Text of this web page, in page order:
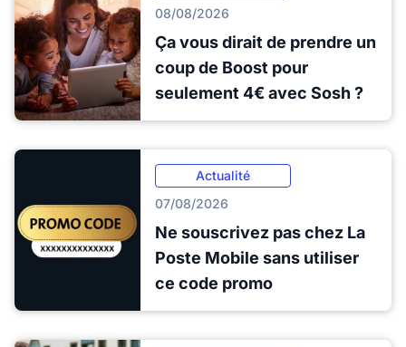
08/08/2026
Ça vous dirait de prendre un
coup de Boost pour
seulement 4€ avec Sosh ?
Actualité
07/08/2026
Ne souscrivez pas chez La
Poste Mobile sans utiliser
ce code promo